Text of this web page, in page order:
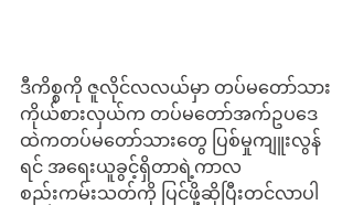
ဒီကိစ္စကို ဇူလိုင်လလယ်မှာ တပ်မတော်သား
ကိုယ်စားလှယ်က တပ်မတော်အက်ဥပဒေ
ထဲကတပ်မတော်သားတွေ ပြစ်မှုကျူးလွန်
ရင် အရေးယူခွင့်ရှိတာရဲ့ကာလ
စည်းကမ်းသတ်ကို ပြင်ဖို့ဆိုပြီးတင်လာပါ